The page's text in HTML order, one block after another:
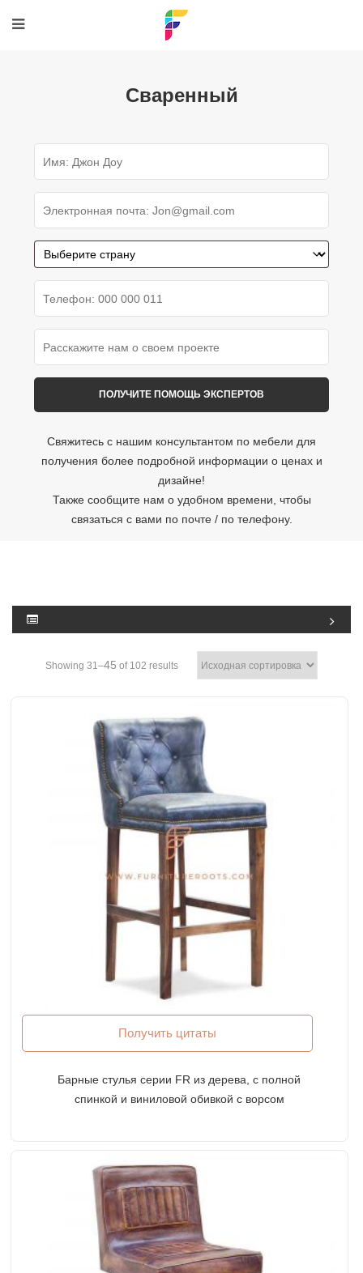
Сваренный
Свяжитесь с нашим консультантом по мебели для
получения более подробной информации о ценах и
дизайне!
Также сообщите нам о удобном времени, чтобы
связаться с вами по почте / по телефону.
Showing 31–45 of 102 results
Получить цитаты
Барные стулья серии FR из дерева, с полной
спинкой и виниловой обивкой с ворсом